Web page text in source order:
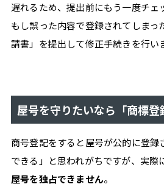
遅れるため、提出前にもう一度チェ
もし誤った内容で登録されてしまっ
請書」を提出して修正手続きを行い
屋号を守りたいなら「商標登
商号登記をすると屋号が公的に登録
できる」と思われがちですが、実際
屋号を独占できません。